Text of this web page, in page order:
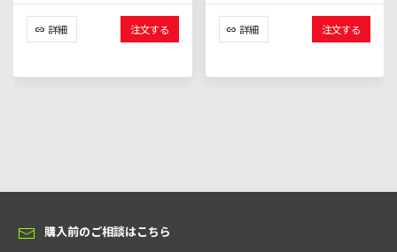
詳細 注文する 詳細 注文する
購入前のご相談はこちら